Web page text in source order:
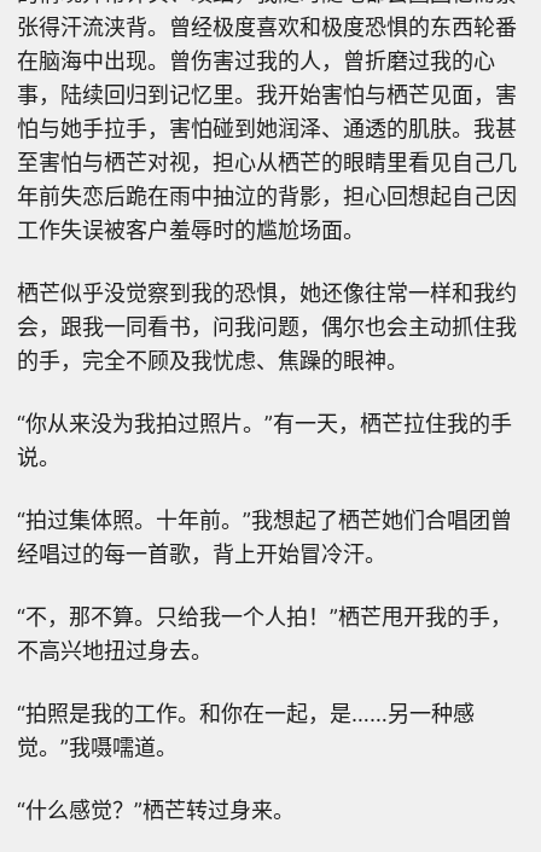
张得汗流浃背。曾经极度喜欢和极度恐惧的东西轮番
在脑海中出现。曾伤害过我的人，曾折磨过我的心
事，陆续回归到记忆里。我开始害怕与栖芒见面，害
怕与她手拉手，害怕碰到她润泽、通透的肌肤。我甚
至害怕与栖芒对视，担心从栖芒的眼睛里看见自己几
年前失恋后跪在雨中抽泣的背影，担心回想起自己因
工作失误被客户羞辱时的尴尬场面。
栖芒似乎没觉察到我的恐惧，她还像往常一样和我约
会，跟我一同看书，问我问题，偶尔也会主动抓住我
的手，完全不顾及我忧虑、焦躁的眼神。
“你从来没为我拍过照片。”有一天，栖芒拉住我的手
说。
“拍过集体照。十年前。”我想起了栖芒她们合唱团曾
经唱过的每一首歌，背上开始冒冷汗。
“不，那不算。只给我一个人拍！”栖芒甩开我的手，
不高兴地扭过身去。
“拍照是我的工作。和你在一起，是……另一种感
觉。”我嗫嚅道。
“什么感觉？”栖芒转过身来。